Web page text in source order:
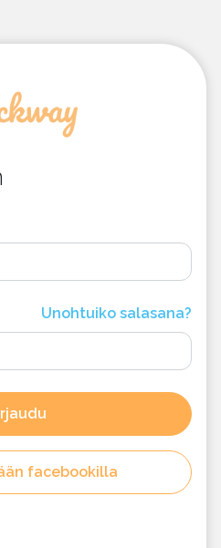
Unohtuiko salasana?
facebookilla